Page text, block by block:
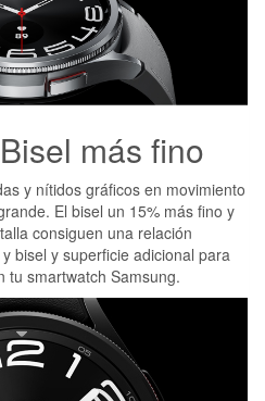
más fino
y nítidos gráficos en movimiento
El bisel un 15% más fino y
consiguen una relación
bisel y superficie adicional para
tu smartwatch Samsung.